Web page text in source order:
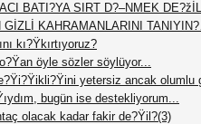
BATI?YA SIRT D?–NMEK
KAHRAMANLARINI
kı?Ÿkırtıyoruz?
öyle sözler söylüyor...
yetersiz ancak olumlu
bugün ise destekliyorum...
olacak kadar fakir de?Ÿil?(3)